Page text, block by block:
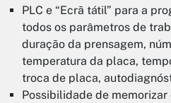
PLC e “Ecrã tátil” para a
todos os parâmetros de
duração da prensagem,
temperatura da placa,
troca de placa,
Possibilidade de